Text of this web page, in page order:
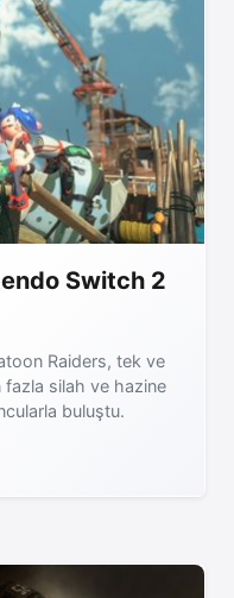
Switch 2
Raiders, tek ve
fazla silah ve hazine
buluştu.